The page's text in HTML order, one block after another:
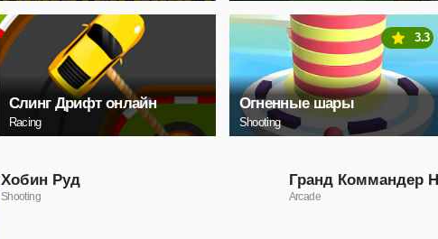
Слинг Дрифт онлайн
Racing
Огненные шары
Shooting
3.3
Хобин Руд
Shooting
Гранд Коммандер
Arcade